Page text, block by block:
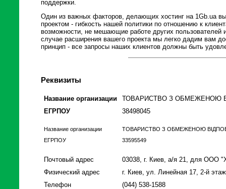
поддержки.
Один из важных факторов, делающих хостинг на 1Gb.ua
проектом - гибкость нашей политики по отношению к
возможности, не мешающие работе других
случае расширения вашего проекта мы легко дадим вам
принцип - все запросы наших клиентов должны быть
Реквизиты
Название организации
ТОВАРИСТВО З ОБМЕЖЕНОЮ
ЕГРПОУ
38498045
Название организации
ТОВАРИСТВО З ОБМЕЖЕНОЮ
ЕГРПОУ
33595549
Почтовый адрес
03038, г. Киев, а/я 21, для ООО
Физический адрес
г. Киев, ул. Линейная 17, 2-й
Телефон
(044) 538-1588